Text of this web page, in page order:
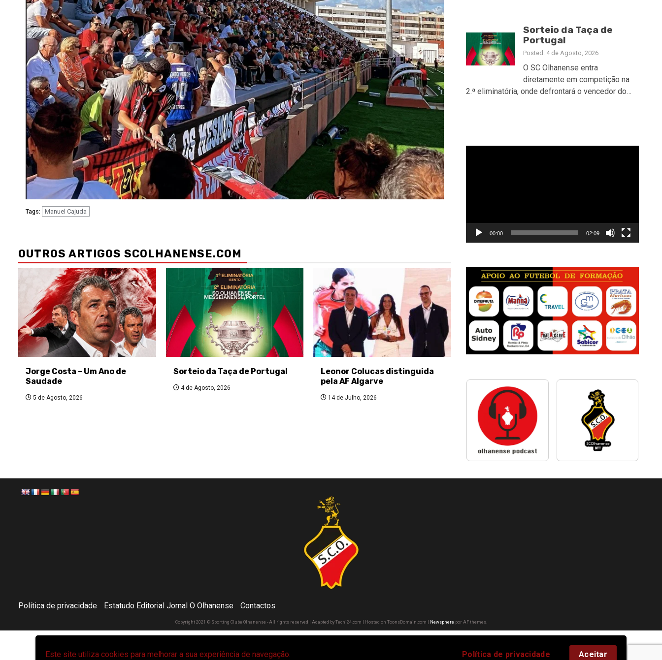
Este site utiliza cookies para melhorar a sua experiência de navegação. Política de privacidade Aceitar
Tags: Manuel Cajuda
de
artigos
OUTROS ARTIGOS SCOLHANENSE.COM
Jorge Costa – Um Ano de
Saudade
5 de Agosto, 2026
Sorteio da Taça de Portugal
4 de Agosto, 2026
Leonor Colucas distinguida
pela AF Algarve
14 de Julho, 2026
Sorteio da Taça de
Portugal
Posted: 4 de Agosto, 2026
O SC Olhanense entra
diretamente em competição na
2.ª eliminatória, onde defrontará o vencedor do…
00:00 02:09
Política de privacidade Estatudo Editorial Jornal O Olhanense Contactos
Copyright 2021 © Sporting Clube Olhanense - All rights reserved | Adapted by Tecni24.com | Hosted on ToonsDomain.com Newsphere por AF themes.